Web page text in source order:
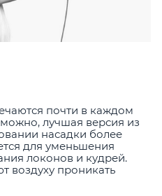
почти в каждом
лучшая версия из
насадки более
для уменьшения
локонов и кудрей.
воздуху проникать